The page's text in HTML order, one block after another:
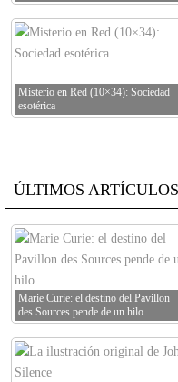
Misterio en Red (10×34): Sociedad
esotérica
ÚLTIMOS ARTÍCULOS
Marie Curie: el destino del Pavillon
des Sources pende de un hilo